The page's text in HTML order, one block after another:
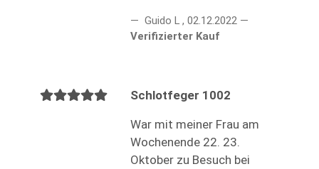
Guido L , 02.12.2022
Verifizierter Kauf
Schlotfeger 1002
War mit meiner Frau am
Wochenende 22. 23.
Oktober zu Besuch bei